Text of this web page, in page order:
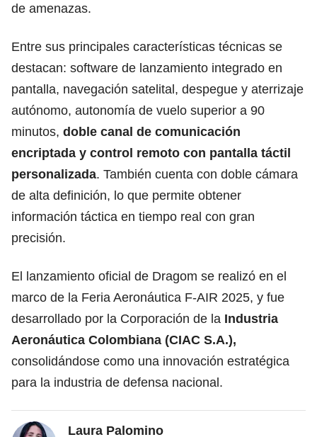
de amenazas.
Entre sus principales características técnicas se
destacan: software de lanzamiento integrado en
pantalla, navegación satelital, despegue y aterrizaje
autónomo, autonomía de vuelo superior a 90
minutos, doble canal de comunicación
encriptada y control remoto con pantalla táctil
personalizada. También cuenta con doble cámara
de alta definición, lo que permite obtener
información táctica en tiempo real con gran
precisión.
El lanzamiento oficial de Dragom se realizó en el
marco de la Feria Aeronáutica F-AIR 2025, y fue
desarrollado por la Corporación de la Industria
Aeronáutica Colombiana (CIAC S.A.),
consolidándose como una innovación estratégica
para la industria de defensa nacional.
Laura Palomino